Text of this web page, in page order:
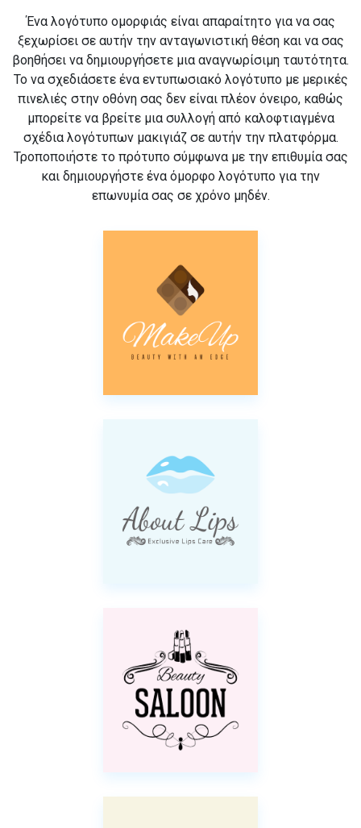
Ένα λογότυπο ομορφιάς είναι απαραίτητο για να σας
ξεχωρίσει σε αυτήν την ανταγωνιστική θέση και να σας
βοηθήσει να δημιουργήσετε μια αναγνωρίσιμη ταυτότητα.
Το να σχεδιάσετε ένα εντυπωσιακό λογότυπο με μερικές
πινελιές στην οθόνη σας δεν είναι πλέον όνειρο, καθώς
μπορείτε να βρείτε μια συλλογή από καλοφτιαγμένα
σχέδια λογότυπων μακιγιάζ σε αυτήν την πλατφόρμα.
Τροποποιήστε το πρότυπο σύμφωνα με την επιθυμία σας
και δημιουργήστε ένα όμορφο λογότυπο για την
επωνυμία σας σε χρόνο μηδέν.